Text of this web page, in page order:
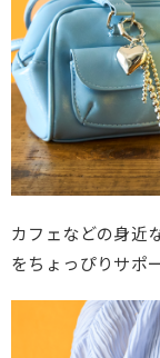
カフェなどの身近
をちょっぴりサポ